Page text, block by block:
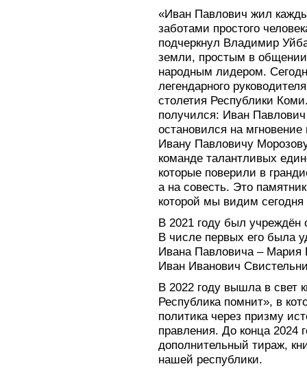
«Иван Павлович жил
заботами простого
подчеркнул Владимир
земли, простым в
народным лидером.
легендарного
столетия Республики
получился: Иван
остановился на
Ивану Павловичу
команде талантливых
которые поверили в
а на совесть. Это
которой мы видим
В 2021 году был
В числе первых его была
Ивана Павловича – Мария
Иван Иванович
В 2022 году вышла в свет
Республика помнит», в
политика через призму
правления. До конца 2024
дополнительный тираж,
нашей республики.